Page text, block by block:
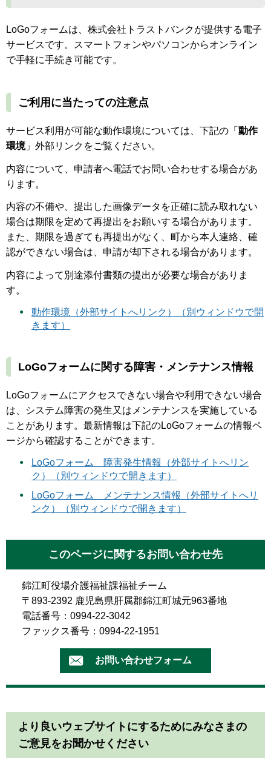
LoGoフォームは、株式会社トラストバンクが提供する電子
サービスです。スマートフォンやパソコンからオンライン
で手軽に手続き可能です。
ご利用に当たっての注意点
サービス利用が可能な動作環境については、下記の「 動作
環境」外部リンクをご覧ください。
内容について、申請者へ電話でお問い合わせする場合があ
ります。
内容の不備や、提出した画像データを正確に読み取れない
場合は期限を定めて再提出をお願いする場合があります。
また、期限を過ぎても再提出がなく、町から本人連絡、確
認ができない場合は、申請が却下される場合があります。
内容によって別途添付書類の提出が必要な場合がありま
す。
動作環境（外部サイトへリンク）（別ウィンドウで開
きます）
LoGoフォームに関する障害・メンテナンス情報
LoGoフォームにアクセスできない場合や利用できない場合
は、システム障害の発生又はメンテナンスを実施している
ことがあります。最新情報は下記のLoGoフォームの情報ペ
ージから確認することができます。
LoGoフォーム 障害発生情報（外部サイトへリン
ク）（別ウィンドウで開きます）
LoGoフォーム メンテナンス情報（外部サイトへリ
ンク）（別ウィンドウで開きます）
このページに関するお問い合わせ先
錦江町役場介護福祉課福祉チーム
〒893-2392 鹿児島県肝属郡錦江町城元963番地
電話番号：0994-22-3042
ファックス番号：0994-22-1951
より良いウェブサイトにするためにみなさまの
ご意見をお聞かせください